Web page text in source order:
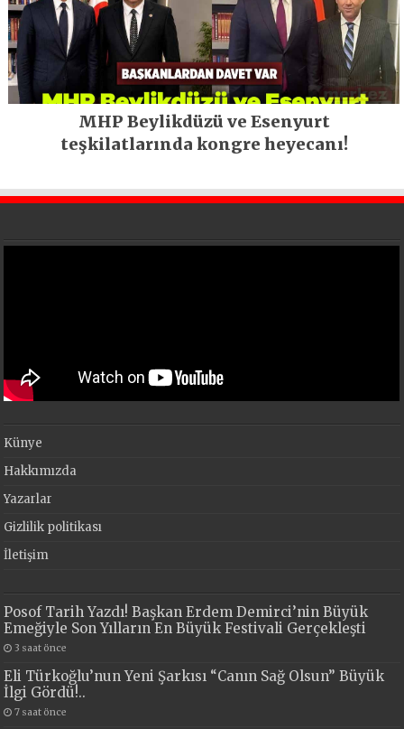
MHP Beylikdüzü ve Esenyurt
teşkilatlarında kongre heyecanı!
Künye
Hakkımızda
Yazarlar
Gizlilik politikası
İletişim
Posof Tarih Yazdı! Başkan Erdem Demirci’nin Büyük
Emeğiyle Son Yılların En Büyük Festivali Gerçekleşti
3 saat önce
Eli Türkoğlu’nun Yeni Şarkısı “Canın Sağ Olsun” Büyük
İlgi Gördü!..
7 saat önce